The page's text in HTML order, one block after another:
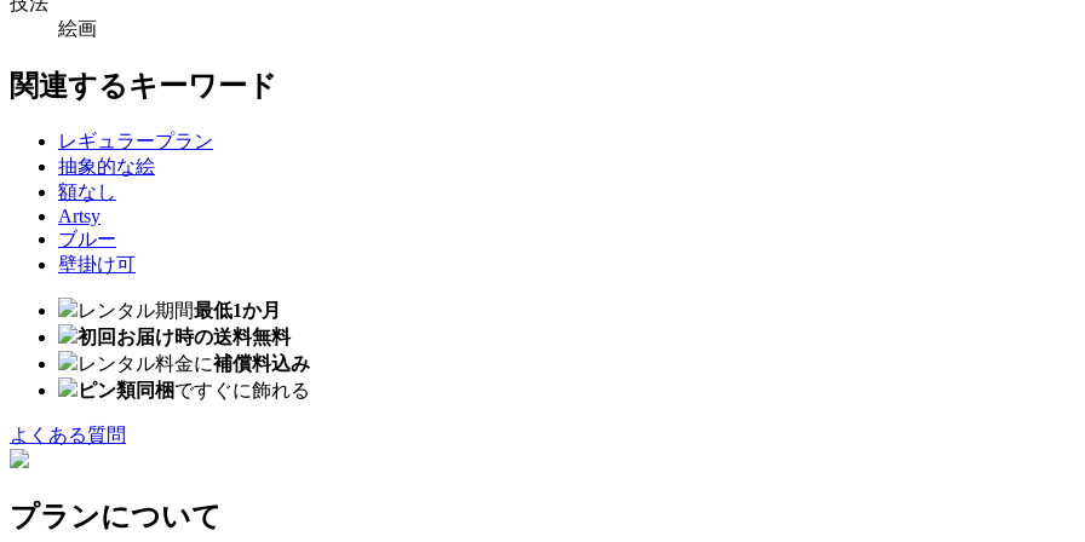
絵画
関連するキーワード
レギュラープラン
抽象的な絵
額なし
Artsy
ブルー
壁掛け可
レンタル期間最低1か月
初回お届け時の送料無料
レンタル料金に補償料込み
ピン類同梱ですぐに飾れる
よくある質問
プランについて